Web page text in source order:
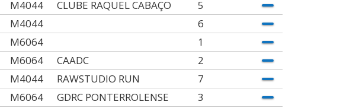
M4044 CLUBE RAQUEL CABAÇO
5
M4044
6
M6064
1
M6064 CAADC
2
M4044 RAWSTUDIO RUN
7
M6064 GDRC PONTERROLENSE
3